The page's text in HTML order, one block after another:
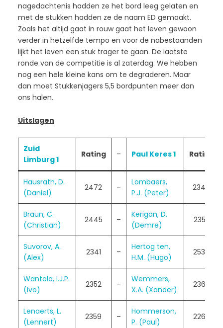
nagedachtenis hadden ze het bord leeg gelaten en
met de stukken hadden ze de naam ED gemaakt.
Zoals het altijd gaat in rouw gaat het leven gewoon
verder in hetzelfde tempo en voor de nabestaanden
lijkt het leven een stuk trager te gaan. De laatste
ronde van de competitie is al zaterdag. We hebben
nog een hele kleine kans om te degraderen. Maar
dan moet Stukkenjagers 5,5 bordpunten meer dan
ons halen.
Uitslagen
Zuid
Limburg 1
Rating – Paul Keres 1 Rating
Hausrath, D.
(Daniel)
2472 –
Lombaers,
P.J. (Peter)
2344
Braun, C.
(Christian)
2445 –
Kerigan, D.
(Demre)
2353
Suvorov, A.
(Alex)
2341 –
Hertog ten,
H.M. (Hugo)
2530
Wantola, I.J.P.
(Ivo)
2352 –
Wemmers,
X.A. (Xander)
2365
Lenaerts, L.
(Lennert)
2359 –
Hommerson,
P. (Paul)
2266